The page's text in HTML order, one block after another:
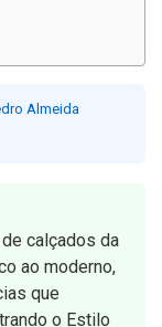
Almeida
calçados da
ao moderno,
que
o Estilo